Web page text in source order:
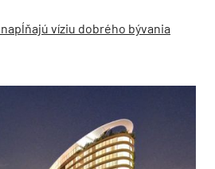
napĺňajú víziu dobrého bývania